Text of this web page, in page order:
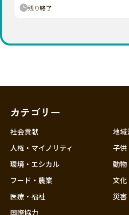
残り終了
カテゴリー
社会貢献
人権・マイノリティ
環境・エシカル
フード・農業
医療・福祉
国際協力
地域
子供
動物
文化
災害